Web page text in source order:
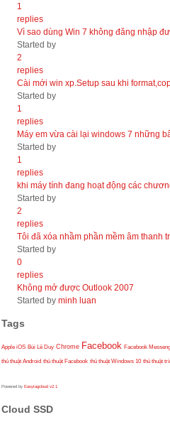
1
replies
Vì sao dùng Win 7 không đăng nhập
Started by
2
replies
Cài mới win xp.Setup sau khi
Started by
1
replies
Máy em vừa cài lại windows 7 những
Started by
1
replies
khi máy tính đang hoạt động các
Started by
2
replies
Tôi đã xóa nhầm phần mềm âm thanh
Started by
0
replies
Không mở được Outlook 2007
Started by minh luan
Tags
Apple iOS Bùi Lê Duy Chrome Facebook Facebook
thủ thuật Android thủ thuật Facebook thủ thuật Windows 10 thủ thuật
Powered by Easytagcloud v2.1
Cloud SSD